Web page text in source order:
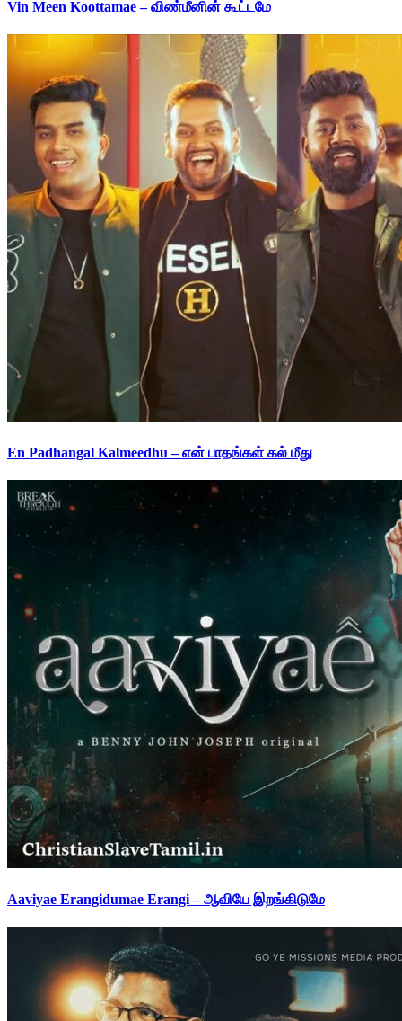
Vin Meen Koottamae – விண்மீனின் கூட்டமே
En Padhangal Kalmeedhu – என் பாதங்கள் கல் மீது
Aaviyae Erangidumae Erangi – ஆவியே இறங்கிடுமே